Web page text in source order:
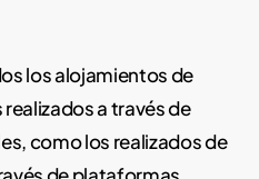
los alojamientos de
a través de
como los realizados de
de plataformas.